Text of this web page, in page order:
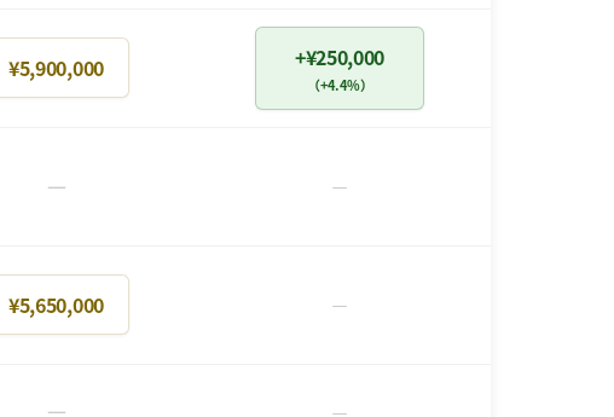
¥5,900,000 +¥250,000
（+4.4%）
－ －
¥5,650,000 －